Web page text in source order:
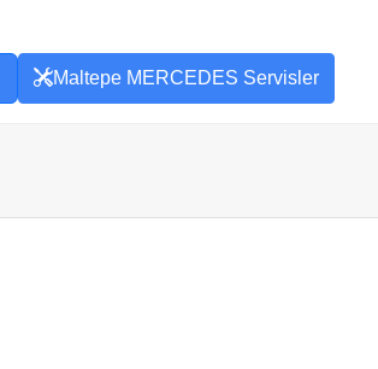
Maltepe MERCEDES Servisler